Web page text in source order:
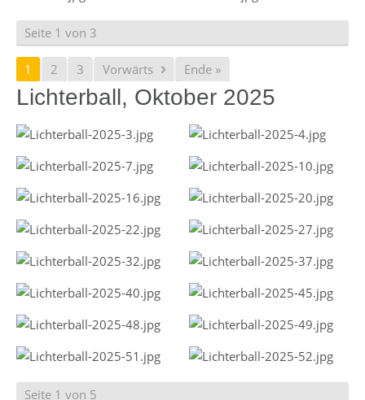
Seite 1 von 3
1 2 3 Vorwärts Ende »
Lichterball, Oktober 2025
Seite 1 von 5